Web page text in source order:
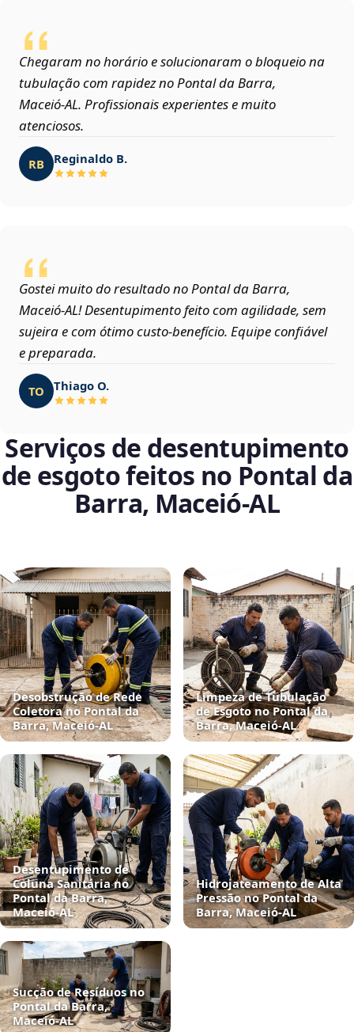
Chegaram no horário e solucionaram o bloqueio na
tubulação com rapidez no Pontal da Barra,
Maceió‑AL. Profissionais experientes e muito
atenciosos.
RB Reginaldo B.
Gostei muito do resultado no Pontal da Barra,
Maceió‑AL! Desentupimento feito com agilidade, sem
sujeira e com ótimo custo-benefício. Equipe confiável
e preparada.
TO Thiago O.
Serviços de desentupimento
de esgoto feitos no Pontal da
Barra, Maceió‑AL
Desobstrução de Rede
Coletora no Pontal da
Barra, Maceió‑AL
Limpeza de Tubulação
de Esgoto no Pontal da
Barra, Maceió‑AL
Desentupimento de
Coluna Sanitária no
Pontal da Barra,
Maceió‑AL
Hidrojateamento de Alta
Pressão no Pontal da
Barra, Maceió‑AL
Sucção de Resíduos no
Pontal da Barra,
Maceió‑AL